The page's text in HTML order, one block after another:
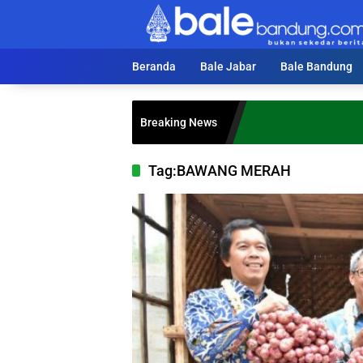
Beranda Bale Jabar Bale Bandung
Breaking News
Tag:BAWANG MERAH